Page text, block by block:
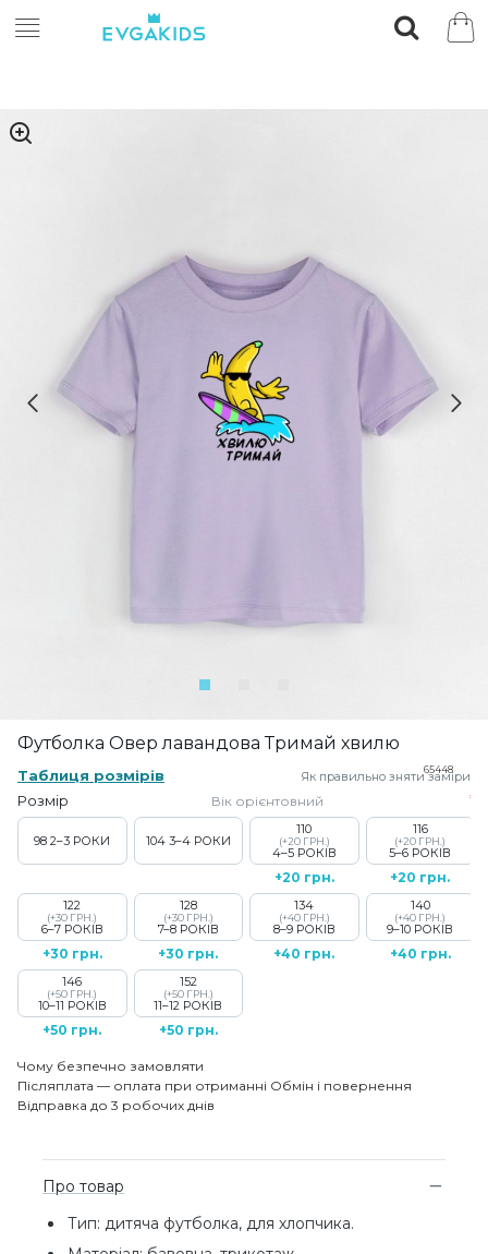
Футболка Овер лавандова Тримай хвилю
65448
Таблиця розмірів Як правильно зняти заміри
Розмір Вік орієнтовний
98 2–3 РОКИ 104 3–4 РОКИ
110
(+20 ГРН.)
4–5 РОКІВ
+20 грн.
116
(+20 ГРН.)
5–6 РОКІВ
+20 грн.
122
(+30 ГРН.)
6–7 РОКІВ
+30 грн.
128
(+30 ГРН.)
7–8 РОКІВ
+30 грн.
134
(+40 ГРН.)
8–9 РОКІВ
+40 грн.
140
(+40 ГРН.)
9–10 РОКІВ
+40 грн.
146
(+50 ГРН.)
10–11 РОКІВ
+50 грн.
152
(+50 ГРН.)
11–12 РОКІВ
+50 грн.
Чому безпечно замовляти
Післяплата — оплата при отриманні Обмін і повернення
Відправка до 3 робочих днів
Про товар
Тип: дитяча футболка, для хлопчика.